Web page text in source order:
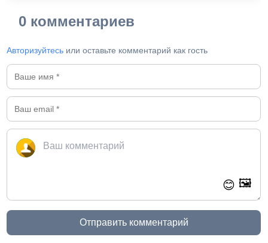
0 комментариев
Авторизуйтесь или оставьте комментарий как гость
😊 🖼️
Отправить комментарий